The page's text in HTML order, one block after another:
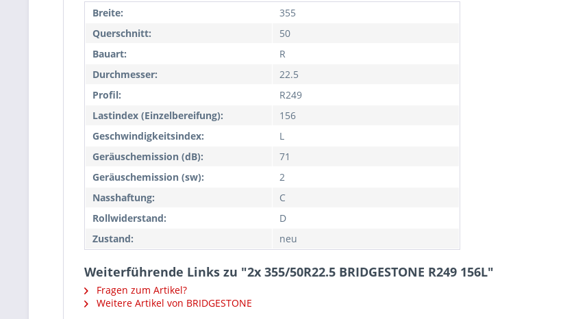
Breite:
355
Querschnitt:
50
Bauart:
R
Durchmesser:
22.5
Profil:
R249
Lastindex (Einzelbereifung):
156
Geschwindigkeitsindex:
L
Geräuschemission (dB):
71
Geräuschemission (sw):
2
Nasshaftung:
C
Rollwiderstand:
D
Zustand:
neu
Weiterführende Links zu "2x 355/50R22.5 BRIDGESTONE R249 156L"
Fragen zum Artikel?
Weitere Artikel von BRIDGESTONE